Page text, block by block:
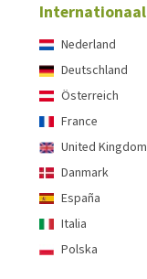
Internationaal
Nederland
Deutschland
Österreich
France
United Kingdom
Danmark
España
Italia
Polska